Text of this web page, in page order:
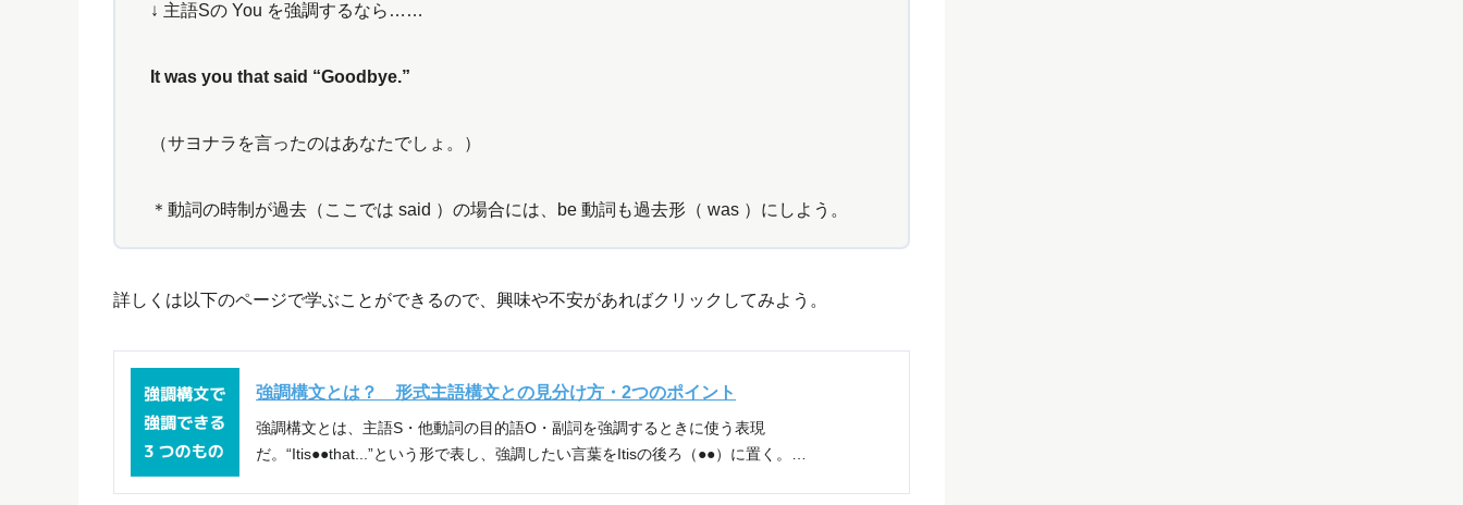
↓ 主語Sの You を強調するなら……
It was you that said “Goodbye.”
（サヨナラを言ったのはあなたでしょ。）
＊動詞の時制が過去（ここでは said ）の場合には、be 動詞も過去形（ was ）にしよう。
詳しくは以下のページで学ぶことができるので、興味や不安があればクリックしてみよう。
強調構文とは？ 形式主語構文との見分け方・2つのポイント
強調構文とは、主語S・他動詞の目的語O・副詞を強調するときに使う表現
だ。“Itis●●that...”という形で表し、強調したい言葉をItisの後ろ（●●）に置く。…